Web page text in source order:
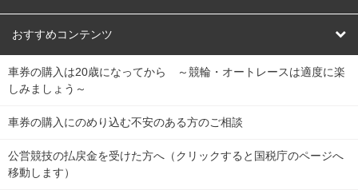
競輪くじ
Dokanto!
チャリロトプラザ
レース結果
キャリーオーバー一覧
北日本 函館競輪場
関
東
弥彦競輪場 前橋競輪場 取手競輪場 宇都宮競輪場
関
東
小田原競輪場
おすすめコンテンツ
競輪選手情報
Perfecta Navi
netkeirin
車券の購入は20歳になってから ～競輪・オートレースは適度に楽
しみましょう～
車券の購入にのめり込む不安のある方のご相談
公営競技の払戻金を受けた方へ（クリックすると国税庁のページへ
移動します）